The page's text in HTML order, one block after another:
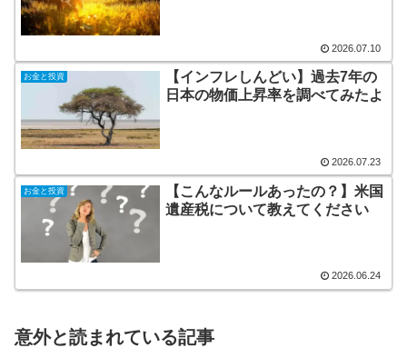
2026.07.10
お金と投資
【インフレしんどい】過去7年の
日本の物価上昇率を調べてみたよ
2026.07.23
お金と投資
【こんなルールあったの？】米国
遺産税について教えてください
2026.06.24
意外と読まれている記事